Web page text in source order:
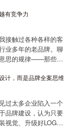
有竞争力
接触过各种各样的客
业多年的老品牌。聊
思的规律——那些做
句话就能说清。很
计，而是品牌全案思维
过太多企业陷入一个
品牌建设，认为只要
视觉、升级好LOGO